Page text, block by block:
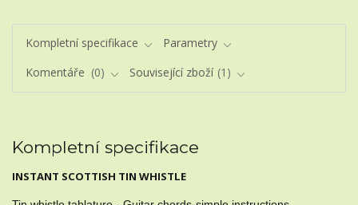
Kompletní specifikace
Parametry
Komentáře
0 Související zboží 1
Kompletní specifikace
INSTANT SCOTTISH TIN WHISTLE